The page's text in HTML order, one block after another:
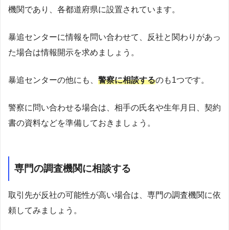
機関であり、各都道府県に設置されています。
暴追センターに情報を問い合わせて、反社と関わりがあっ
た場合は情報開示を求めましょう。
暴追センターの他にも、 警察に相談するのも1つです。
警察に問い合わせる場合は、相手の氏名や生年月日、契約
書の資料などを準備しておきましょう。
専門の調査機関に相談する
取引先が反社の可能性が高い場合は、専門の調査機関に依
頼してみましょう。